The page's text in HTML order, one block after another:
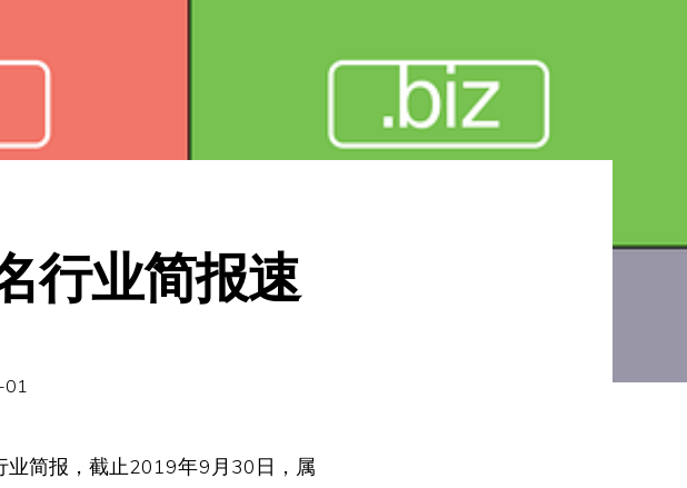
行业简报速
01
业简报，截止2019年9月30日，属